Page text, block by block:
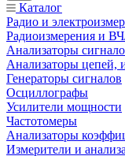
Каталог
Радио и
Радиоизмерения и
Анализаторы
Анализаторы
Генераторы сигналов
Осциллографы
Усилители мощности
Частотомеры
Анализаторы
Измерители и